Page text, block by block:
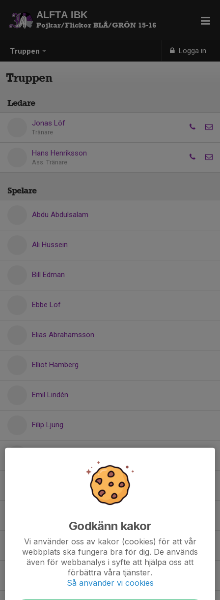
Truppen Logga in
ALFTA IBK
Pojkar/Flickor BLÅ/GRÖN 15-16
Truppen
Ledare
Jonas Löf
Tränare
Hans Henriksson
Ass. Tränare
Spelare
Abdu Abdulsalam
Ali Hussein
Bill Edman
Ebbe Löf
Elias Abrahamsson
Elliot Hamberg
Emil Lindén
Filip Ljung
Jamie Löf Häggblom
Leon Norström
Godkänn kakor
Vi använder oss av kakor (cookies) för att vår
webbplats ska fungera bra för dig. De används
även för webbanalys i syfte att hjälpa oss att
förbättra våra tjänster.
Så använder vi cookies